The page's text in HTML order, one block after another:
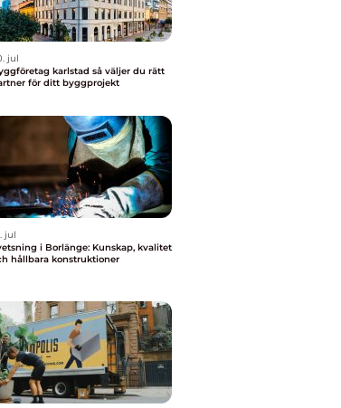
jul
karlstad så väljer du rätt
för ditt byggprojekt
jul
i Borlänge: Kunskap, kvalitet
hållbara konstruktioner